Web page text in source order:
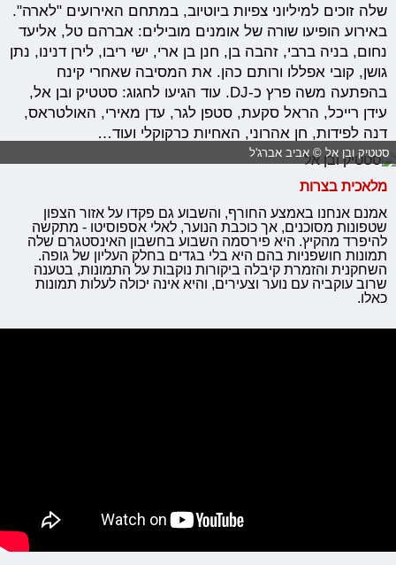
שלה זוכים למיליוני צפיות ביוטיוב, במתחם האירועים "לארה".
באירוע הופיעו שורה של אומנים מובילים: אברהם טל, אליעד
נחום, בניה ברבי, זהבה בן, חנן בן ארי, ישי ריבו, לירן דנינו, נתן
גושן, קובי אפללו ורותם כהן. את המסיבה שאחרי קינח
בהפתעה משה פרץ כ-DJ. עוד הגיעו לחגוג: סטטיק ובן אל,
עידן רייכל, הראל סקעת, סטפן לגר, עדן מאירי, האולטראס,
דנה לפידות, חן אהרוני, האחיות כרקוקלי ועוד…
סטטיק ובן אל © אביב אברג'ל
מלאכית בצרות
אמנם אנחנו באמצע החורף, והשבוע גם פקדו על אזור הצפון
שטפונות מסוכנים, אך כוכבת הנוער, לאלי אספוסיטו - מתקשה
להיפרד מהקיץ. היא פירסמה השבוע בחשבון האינסטגרם שלה
תמונות חושפניות בהם היא בלי בגדים בחלק העליון של גופה.
השחקנית והזמרת קיבלה ביקורות נוקבות על התמונות, בטענה
שרוב עוקביה עם נוער וצעירים, והיא אינה יכולה לעלות תמונות
כאלו.